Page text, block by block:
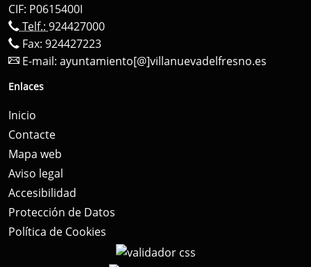
CIF: P0615400I
Telf.: 924427000
Fax: 924427223
E-mail: ayuntamiento[@]villanuevadelfresno.es
Enlaces
Inicio
Contacte
Mapa web
Aviso legal
Accesibilidad
Protección de Datos
Política de Cookies